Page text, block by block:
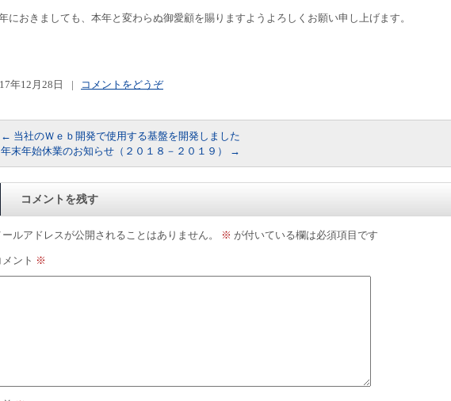
におきましても、本年と変わらぬ御愛顧を賜りますようよろしくお願い申し上げます。
年12月28日 | コメントをどうぞ
← 当社のＷｅｂ開発で使用する基盤を開発しました
年末年始休業のお知らせ（２０１８－２０１９）
→
コメントを残す
ールアドレスが公開されることはありません。 ※ が付いている欄は必須項目です
メント ※